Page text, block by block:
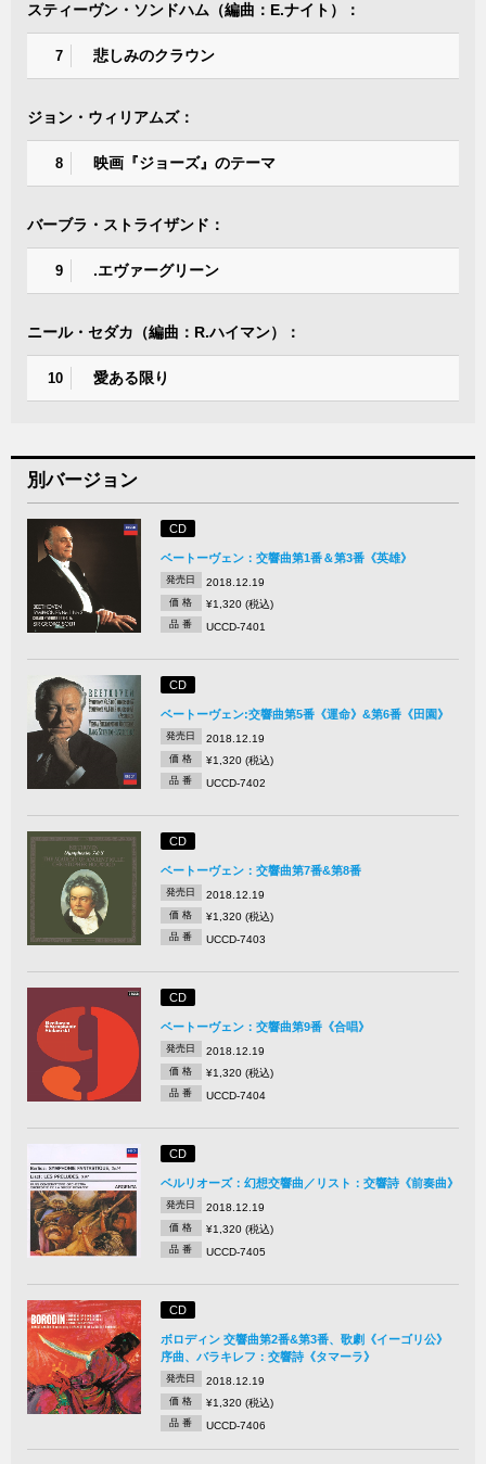
スティーヴン・ソンドハム（編曲：E.ナイト）：
7 悲しみのクラウン
ジョン・ウィリアムズ：
8 映画『ジョーズ』のテーマ
バーブラ・ストライザンド：
9 .エヴァーグリーン
ニール・セダカ（編曲：R.ハイマン）：
10 愛ある限り
別バージョン
CD
ベートーヴェン：交響曲第1番＆第3番《英雄》
発売日 2018.12.19
価 格 ¥1,320 (税込)
品 番 UCCD-7401
CD
ベートーヴェン:交響曲第5番《運命》&第6番《田園》
発売日 2018.12.19
価 格 ¥1,320 (税込)
品 番 UCCD-7402
CD
ベートーヴェン：交響曲第7番&第8番
発売日 2018.12.19
価 格 ¥1,320 (税込)
品 番 UCCD-7403
CD
ベートーヴェン：交響曲第9番《合唱》
発売日 2018.12.19
価 格 ¥1,320 (税込)
品 番 UCCD-7404
CD
ベルリオーズ：幻想交響曲／リスト：交響詩《前奏曲》
発売日 2018.12.19
価 格 ¥1,320 (税込)
品 番 UCCD-7405
CD
ボロディン 交響曲第2番&第3番、歌劇《イーゴリ公》
序曲、バラキレフ：交響詩《タマーラ》
発売日 2018.12.19
価 格 ¥1,320 (税込)
品 番 UCCD-7406